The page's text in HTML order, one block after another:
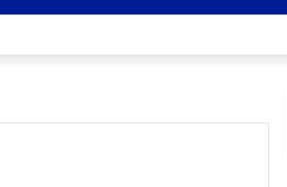
ने जारी किए नए पदस्थापना आदेश